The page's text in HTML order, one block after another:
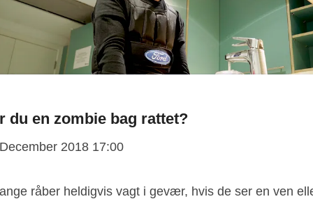
du en zombie bag rattet?
2018 17:00
råber heldigvis vagt i gevær, hvis de ser en ven